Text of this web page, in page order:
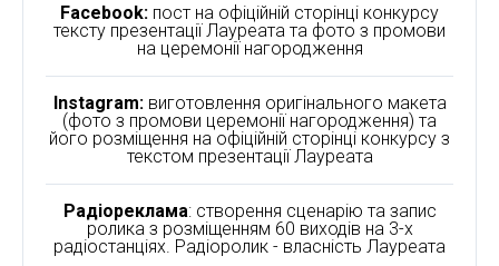
Facebook: пост на офіційній сторінці конкурсу
тексту презентації Лауреата та фото з промови
на церемонії нагородження
Instagram:виготовлення оригінального макета
(фото з промови церемонії нагородження) та
його розміщення на офіційній сторінці конкурсу з
текстом презентації Лауреата
Радіореклама: створення сценарію та запис
ролика з розміщенням 60 виходів на 3-х
радіостанціях. Радіоролик - власність Лауреата